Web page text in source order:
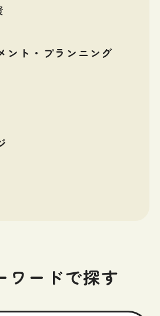
ント・プランニング
ワードで探す